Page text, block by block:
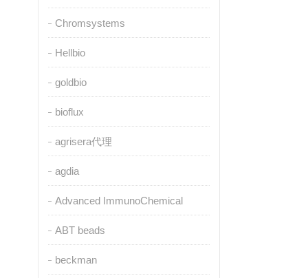
Chromsystems
Hellbio
goldbio
bioflux
agrisera代理
agdia
Advanced ImmunoChemical
ABT beads
beckman